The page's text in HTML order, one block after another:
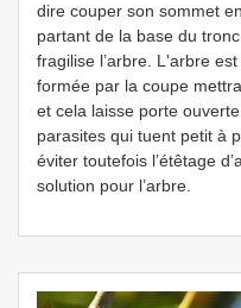
dire couper son sommet
partant de la base du
fragilise l’arbre. L'arbre
formée par la coupe
et cela laisse porte
parasites qui tuent petit à
éviter toutefois l’étêtage
solution pour l’arbre.